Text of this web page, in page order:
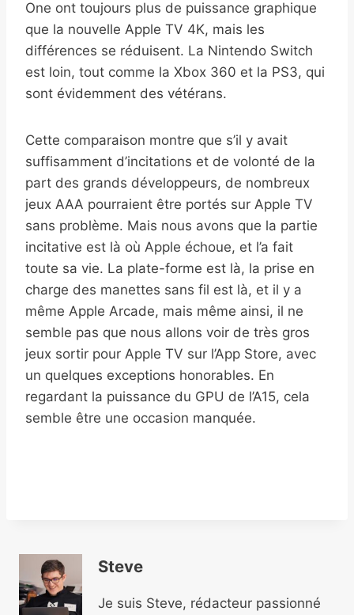
One ont toujours plus de puissance graphique
que la nouvelle Apple TV 4K, mais les
différences se réduisent. La Nintendo Switch
est loin, tout comme la Xbox 360 et la PS3, qui
sont évidemment des vétérans.
Cette comparaison montre que s’il y avait
suffisamment d’incitations et de volonté de la
part des grands développeurs, de nombreux
jeux AAA pourraient être portés sur Apple TV
sans problème. Mais nous avons que la partie
incitative est là où Apple échoue, et l’a fait
toute sa vie. La plate-forme est là, la prise en
charge des manettes sans fil est là, et il y a
même Apple Arcade, mais même ainsi, il ne
semble pas que nous allons voir de très gros
jeux sortir pour Apple TV sur l’App Store, avec
un quelques exceptions honorables. En
regardant la puissance du GPU de l’A15, cela
semble être une occasion manquée.
Steve
Je suis Steve, rédacteur passionné